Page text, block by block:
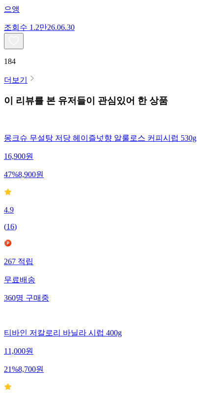
으앵
조회수 1.2만26.06.30
184
더보기
이 리뷰를 본 유저들이 관심있어 한 상품
몽크슈 무설탕 저당 헤이즐넛향 알룰로스 커피시럽 530g
16,900원
47%8,900원
4.9
(16)
267적립
무료배송
360명구매중
티바인 저칼로리 바닐라 시럽 400g
11,000원
21%8,700원